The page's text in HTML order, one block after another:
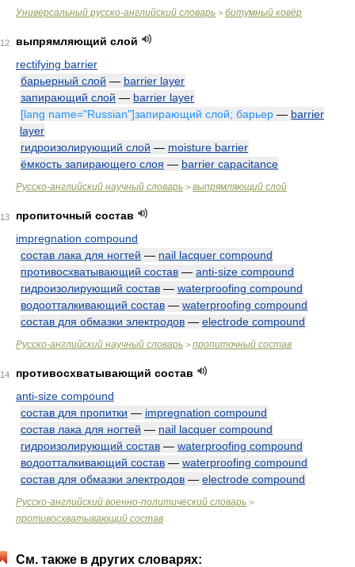
Универсальный русско-английский словарь > битумный ковёр
12
выпрямляющий слой
rectifying barrier
барьерный слой — barrier layer
запирающий слой — barrier layer
[lang name="Russian"]запирающий слой; барьер — barrier
layer
гидроизолирующий слой — moisture barrier
ёмкость запирающего слоя — barrier capacitance
Русско-английский научный словарь > выпрямляющий слой
13
пропиточный состав
impregnation compound
состав лака для ногтей — nail lacquer compound
противосхватывающий состав — anti-size compound
гидроизолирующий состав — waterproofing compound
водоотталкивающий состав — waterproofing compound
состав для обмазки электродов — electrode compound
Русско-английский научный словарь > пропиточный состав
14
противосхватывающий состав
anti-size compound
состав для пропитки — impregnation compound
состав лака для ногтей — nail lacquer compound
гидроизолирующий состав — waterproofing compound
водоотталкивающий состав — waterproofing compound
состав для обмазки электродов — electrode compound
Русско-английский военно-политический словарь >
противосхватывающий состав
См. также в других словарях: